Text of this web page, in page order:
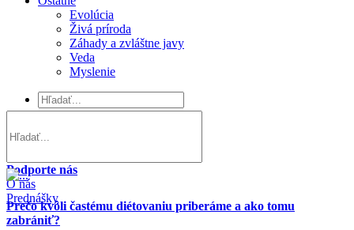
Evolúcia
Živá príroda
Záhady a zvláštne javy
Veda
Myslenie
Podporte nás
O nás
Prednášky
Prečo kvôli častému diétovaniu priberáme a ako tomu
zabrániť?